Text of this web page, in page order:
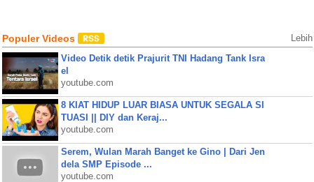
Populer Videos Lebih
Video Detik detik Prajurit TNI Hadang Tank Isra
el
youtube.com
8 KIAT HIDUP LUAR BIASA UNTUK SEGALA SI
TUASI || DIY dan Keraj...
youtube.com
Serem, Wulan Marah Banget ke Gino | Dari Jen
dela SMP Episode ...
youtube.com